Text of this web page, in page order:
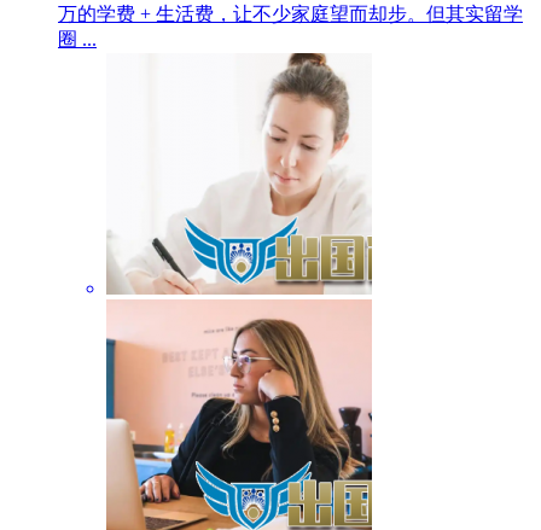
万的学费 + 生活费，让不少家庭望而却步。但其实留学
圈 ...